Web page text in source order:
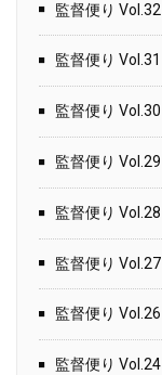
監督便り
監督便り
監督便り
監督便り
監督便り
監督便り
監督便り
監督便り